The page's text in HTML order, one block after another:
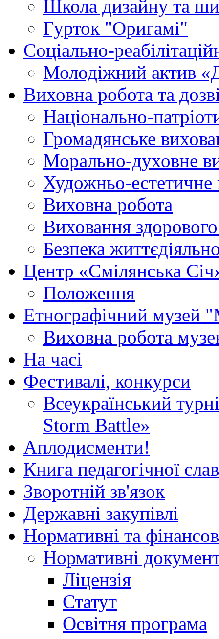
Школа дизайну та
Гурток "Оригамі"
Соціально-
Молодіжний актив
Виховна робота та
Національно-
Громадянське
Морально-духовне
Художньо-естетичне
Виховна робота
Виховання
Безпека
Центр «Смілянська
Положення
Етнографічний музей
Виховна робота
На часі
Фестивалі, конкурси
Всеукраїнський
Storm Battle»
Аплодисменти!
Книга педагогічної
Зворотній зв'язок
Державні закупівлі
Нормативні та
Нормативні
Ліцензія
Статут
Освітня програма